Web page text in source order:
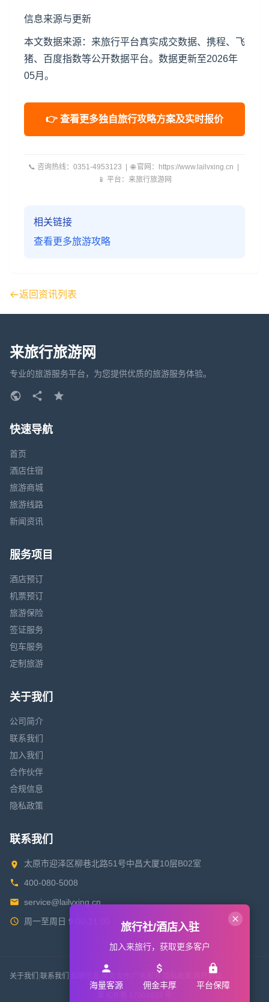
信息来源与更新
本文数据来源：来旅行平台真实成交数据、携程、飞
猪、百度指数等公开数据平台。数据更新至2026年
05月。
👉 查看更多独自旅行攻略方案及实时报价
📞 咨询热线：0351-4953123 | 🌐 官网：https://www.lailvxing.cn |
📱 平台：来旅行旅游网
相关链接
查看更多旅游攻略
返回资讯列表
来旅行旅游网
专业的旅游服务平台，为您提供优质的旅游服务体验。
快速导航
首页
酒店住宿
旅游商城
旅游线路
新闻资讯
服务项目
酒店预订
机票预订
旅游保险
签证服务
包车服务
定制旅游
关于我们
公司简介
联系我们
加入我们
合作伙伴
合规信息
隐私政策
联系我们
太原市迎泽区柳巷北路51号中昌大厦10层B02室
400-080-5008
service@lailvxing.cn
周一至周日 9:00-21:00
关于我们 联系我们 用户协议
旅行社/酒店入驻
加入来旅行，获取更多客户
海量客源 佣金丰厚 平台保障